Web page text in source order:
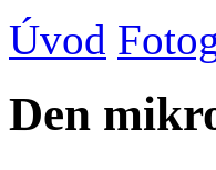
Úvod
Den